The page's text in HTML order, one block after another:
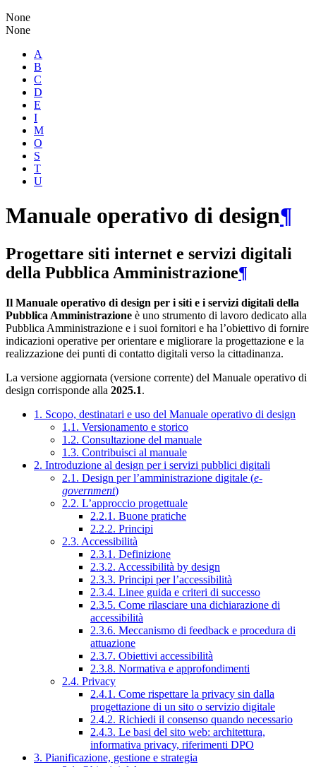
None
None
A
B
C
D
E
I
M
O
S
T
U
Manuale operativo di design¶
Progettare siti internet e servizi digitali
della Pubblica Amministrazione¶
Il Manuale operativo di design per i siti e i servizi digitali della
Pubblica Amministrazione è uno strumento di lavoro dedicato alla
Pubblica Amministrazione e i suoi fornitori e ha l’obiettivo di fornire
indicazioni operative per orientare e migliorare la progettazione e la
realizzazione dei punti di contatto digitali verso la cittadinanza.
La versione aggiornata (versione corrente) del Manuale operativo di
design corrisponde alla 2025.1.
1. Scopo, destinatari e uso del Manuale operativo di design
1.1. Versionamento e storico
1.2. Consultazione del manuale
1.3. Contribuisci al manuale
2. Introduzione al design per i servizi pubblici digitali
2.1. Design per l’amministrazione digitale (e-
government)
2.2. L’approccio progettuale
2.2.1. Buone pratiche
2.2.2. Principi
2.3. Accessibilità
2.3.1. Definizione
2.3.2. Accessibilità by design
2.3.3. Principi per l’accessibilità
2.3.4. Linee guida e criteri di successo
2.3.5. Come rilasciare una dichiarazione di
accessibilità
2.3.6. Meccanismo di feedback e procedura di
attuazione
2.3.7. Obiettivi accessibilità
2.3.8. Normativa e approfondimenti
2.4. Privacy
2.4.1. Come rispettare la privacy sin dalla
progettazione di un sito o servizio digitale
2.4.2. Richiedi il consenso quando necessario
2.4.3. Le basi del sito web: architettura,
informativa privacy, riferimenti DPO
3. Pianificazione, gestione e strategia